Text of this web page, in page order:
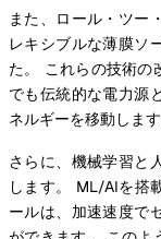
また、ロール・ツー
レキシブルな薄膜ソ
た。 これらの技術の
でも伝統的な電力源
ネルギーを移動します
さらに、機械学習と
します。 ML/AIを搭
ールは、加速速度で